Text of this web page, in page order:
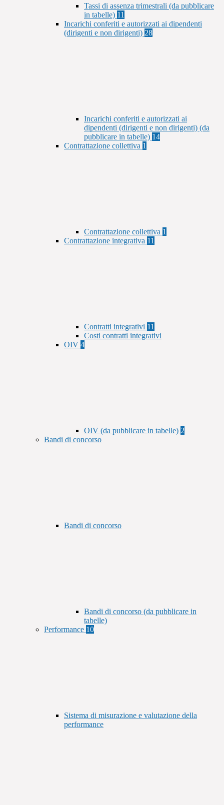
Tassi di assenza trimestrali (da pubblicare
in tabelle) 11
Incarichi conferiti e autorizzati ai dipendenti
(dirigenti e non dirigenti) 28
Incarichi conferiti e autorizzati ai
dipendenti (dirigenti e non dirigenti) (da
pubblicare in tabelle) 14
Contrattazione collettiva 1
Contrattazione collettiva 1
Contrattazione integrativa 11
Contratti integrativi 11
Costi contratti integrativi
OIV 4
OIV (da pubblicare in tabelle) 2
Bandi di concorso
Bandi di concorso
Bandi di concorso (da pubblicare in
tabelle)
Performance 10
Sistema di misurazione e valutazione della
performance